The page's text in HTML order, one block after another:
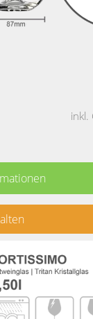
inkl.